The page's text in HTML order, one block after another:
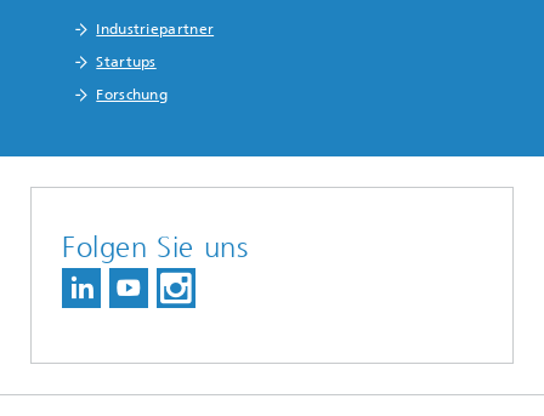
Industriepartner
Startups
Forschung
Folgen Sie uns